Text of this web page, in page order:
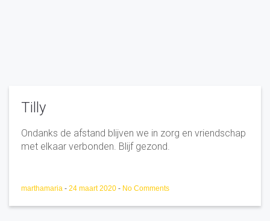
Tilly
Ondanks de afstand blijven we in zorg en vriendschap
met elkaar verbonden. Blijf gezond.
marthamaria - 24 maart 2020 - No Comments